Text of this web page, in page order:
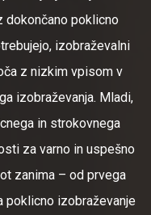
dokončano poklicno
izobraževalni
z nizkim vpisom v
izobraževanja. Mladi,
in strokovnega
za varno in uspešno
zanima – od prvega
poklicno izobraževanje